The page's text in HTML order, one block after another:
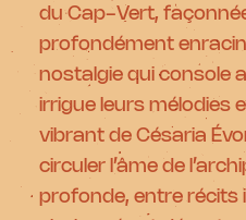
du Cap-Vert,
profondément
nostalgie qui console
irrigue leurs mélodies
vibrant de Césaria
circuler l’âme de
profonde, entre récits